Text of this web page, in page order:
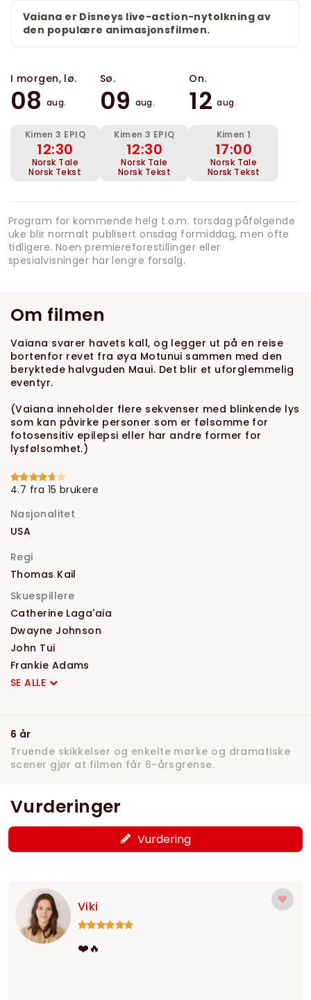
Vaiana er Disneys live-action-nytolkning av
den populære animasjonsfilmen.
I morgen, lø.
08 aug.
Kimen 3 EPIQ
12:30
Norsk Tale
Norsk Tekst
Sø.
09 aug.
Kimen 3 EPIQ
12:30
Norsk Tale
Norsk Tekst
On.
12 aug.
Kimen 1
17:00
Norsk Tale
Norsk Tekst
Program for kommende helg t.o.m. torsdag påfølgende
uke blir normalt publisert onsdag formiddag, men ofte
tidligere. Noen premiereforestillinger eller
spesialvisninger har lengre forsalg.
Om filmen
Vaiana svarer havets kall, og legger ut på en reise
bortenfor revet fra øya Motunui sammen med den
beryktede halvguden Maui. Det blir et uforglemmelig
eventyr.
(Vaiana inneholder flere sekvenser med blinkende lys
som kan påvirke personer som er følsomme for
fotosensitiv epilepsi eller har andre former for
lysfølsomhet.)
4.7 fra 15 brukere
Nasjonalitet
USA
Regi
Thomas Kail
Skuespillere
Catherine Laga'aia
Dwayne Johnson
John Tui
Frankie Adams
SE ALLE
6 år
Truende skikkelser og enkelte mørke og dramatiske
scener gjør at filmen får 6-årsgrense.
Vurderinger
Vurdering
Viki
❤️🔥